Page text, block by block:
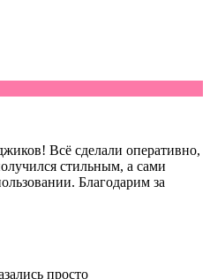
Всё сделали оперативно,
стильным, а сами
Благодарим за
просто